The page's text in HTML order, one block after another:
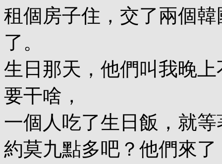
租個房子住，交了兩個
了。
生日那天，他們叫我晚
要干啥，
一個人吃了生日飯，就
約莫九點多吧？他們來